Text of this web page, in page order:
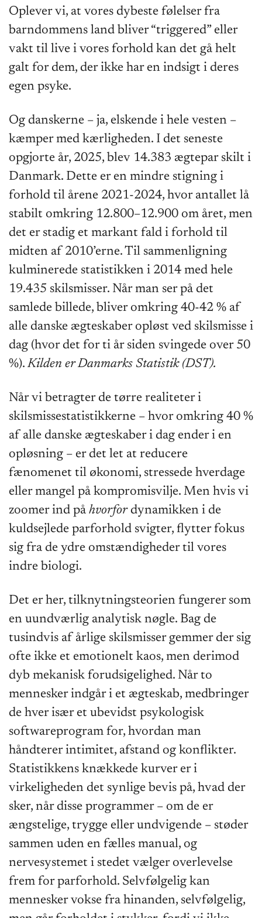
Oplever vi, at vores dybeste følelser fra
barndommens land bliver “triggered” eller
vakt til live i vores forhold kan det gå helt
galt for dem, der ikke har en indsigt i deres
egen psyke.
Og danskerne – ja, elskende i hele vesten –
kæmper med kærligheden. I det seneste
opgjorte år, 2025, blev 14.383 ægtepar skilt i
Danmark. Dette er en mindre stigning i
forhold til årene 2021-2024, hvor antallet lå
stabilt omkring 12.800–12.900 om året, men
det er stadig et markant fald i forhold til
midten af 2010’erne. Til sammenligning
kulminerede statistikken i 2014 med hele
19.435 skilsmisser. Når man ser på det
samlede billede, bliver omkring 40-42 % af
alle danske ægteskaber opløst ved skilsmisse i
dag (hvor det for ti år siden svingede over 50
%).Kilden er Danmarks Statistik (DST).
Når vi betragter de tørre realiteter i
skilsmissestatistikkerne – hvor omkring 40 %
af alle danske ægteskaber i dag ender i en
opløsning – er det let at reducere
fænomenet til økonomi, stressede hverdage
eller mangel på kompromisvilje. Men hvis vi
zoomer ind på hvorfordynamikken i de
kuldsejlede parforhold svigter, flytter fokus
sig fra de ydre omstændigheder til vores
indre biologi.
Det er her, tilknytningsteorien fungerer som
en uundværlig analytisk nøgle. Bag de
tusindvis af årlige skilsmisser gemmer der sig
ofte ikke et emotionelt kaos, men derimod
dyb mekanisk forudsigelighed. Når to
mennesker indgår i et ægteskab, medbringer
de hver især et ubevidst psykologisk
softwareprogram for, hvordan man
håndterer intimitet, afstand og konflikter.
Statistikkens knækkede kurver er i
virkeligheden det synlige bevis på, hvad der
sker, når disse programmer – om de er
ængstelige, trygge eller undvigende – støder
sammen uden en fælles manual, og
nervesystemet i stedet vælger overlevelse
frem for parforhold. Selvfølgelig kan
mennesker vokse fra hinanden, selvfølgelig,